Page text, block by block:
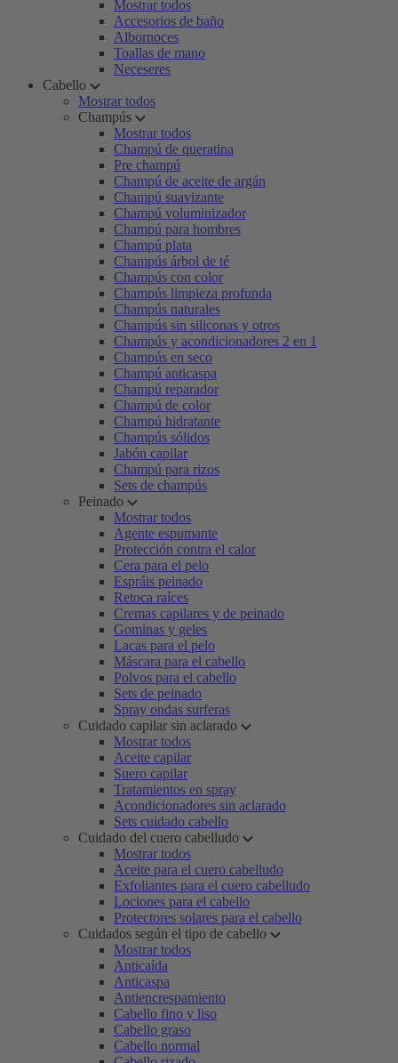
Mostrar todos
Accesorios de baño
Albornoces
Toallas de mano
Neceseres
Cabello
Mostrar todos
Champús
Mostrar todos
Champú de queratina
Pre champú
Champú de aceite de argán
Champú suavizante
Champú voluminizador
Champú para hombres
Champú plata
Champús árbol de té
Champús con color
Champús limpieza profunda
Champús naturales
Champús sin siliconas y otros
Champús y acondicionadores 2 en 1
Champús en seco
Champú anticaspa
Champú reparador
Champú de color
Champú hidratante
Champús sólidos
Jabón capilar
Champú para rizos
Sets de champús
Peinado
Mostrar todos
Agente espumante
Protección contra el calor
Cera para el pelo
Espráis peinado
Retoca raíces
Cremas capilares y de peinado
Gominas y geles
Lacas para el pelo
Máscara para el cabello
Polvos para el cabello
Sets de peinado
Spray ondas surferas
Cuidado capilar sin aclarado
Mostrar todos
Aceite capilar
Suero capilar
Tratamientos en spray
Acondicionadores sin aclarado
Sets cuidado cabello
Cuidado del cuero cabelludo
Mostrar todos
Aceite para el cuero cabelludo
Exfoliantes para el cuero cabelludo
Lociones para el cabello
Protectores solares para el cabello
Cuidados según el tipo de cabello
Mostrar todos
Anticaída
Anticaspa
Antiencrespamiento
Cabello fino y liso
Cabello graso
Cabello normal